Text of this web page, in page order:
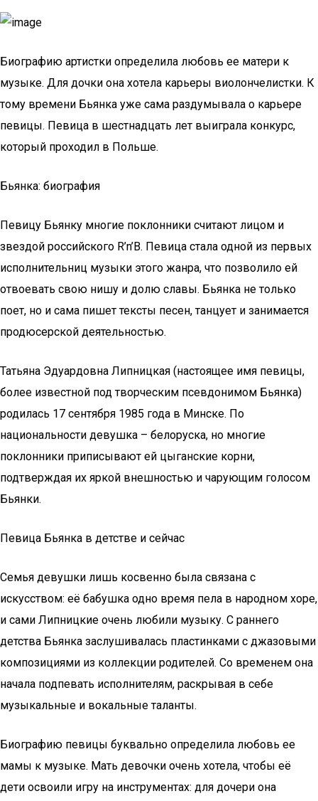
Биографию артистки определила любовь ее матери к
музыке. Для дочки она хотела карьеры виолончелистки. К
тому времени Бьянка уже сама раздумывала о карьере
певицы. Певица в шестнадцать лет выиграла конкурс,
который проходил в Польше.
Бьянка: биография
Певицу Бьянку многие поклонники считают лицом и
звездой российского R’n’B. Певица стала одной из первых
исполнительниц музыки этого жанра, что позволило ей
отвоевать свою нишу и долю славы. Бьянка не только
поет, но и сама пишет тексты песен, танцует и занимается
продюсерской деятельностью.
Татьяна Эдуардовна Липницкая (настоящее имя певицы,
более известной под творческим псевдонимом Бьянка)
родилась 17 сентября 1985 года в Минске. По
национальности девушка – белоруска, но многие
поклонники приписывают ей цыганские корни,
подтверждая их яркой внешностью и чарующим голосом
Бьянки.
Певица Бьянка в детстве и сейчас
Семья девушки лишь косвенно была связана с
искусством: её бабушка одно время пела в народном хоре,
и сами Липницкие очень любили музыку. С раннего
детства Бьянка заслушивалась пластинками с джазовыми
композициями из коллекции родителей. Со временем она
начала подпевать исполнителям, раскрывая в себе
музыкальные и вокальные таланты.
Биографию певицы буквально определила любовь ее
мамы к музыке. Мать девочки очень хотела, чтобы её
дети освоили игру на инструментах: для дочери она